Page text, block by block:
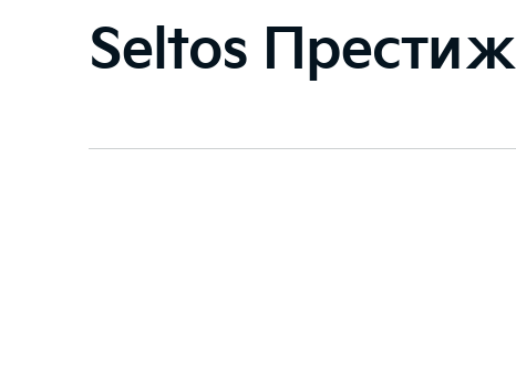
Seltos Престиж